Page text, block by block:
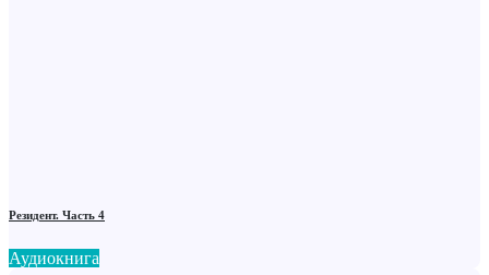
Резидент. Часть 4
Аудиокнига